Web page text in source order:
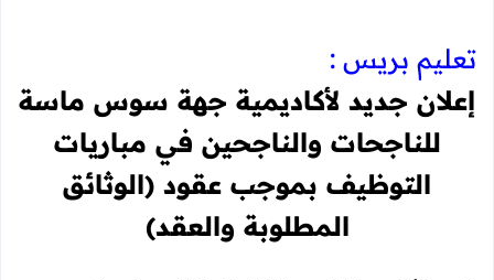
تعليم بريس :
إعلان جديد لأكاديمية جهة سوس ماسة
للناجحات والناجحين في مباريات
التوظيف بموجب عقود (الوثائق
المطلوبة والعقد)